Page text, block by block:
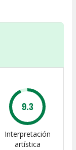
9.3
Interpretación
artística